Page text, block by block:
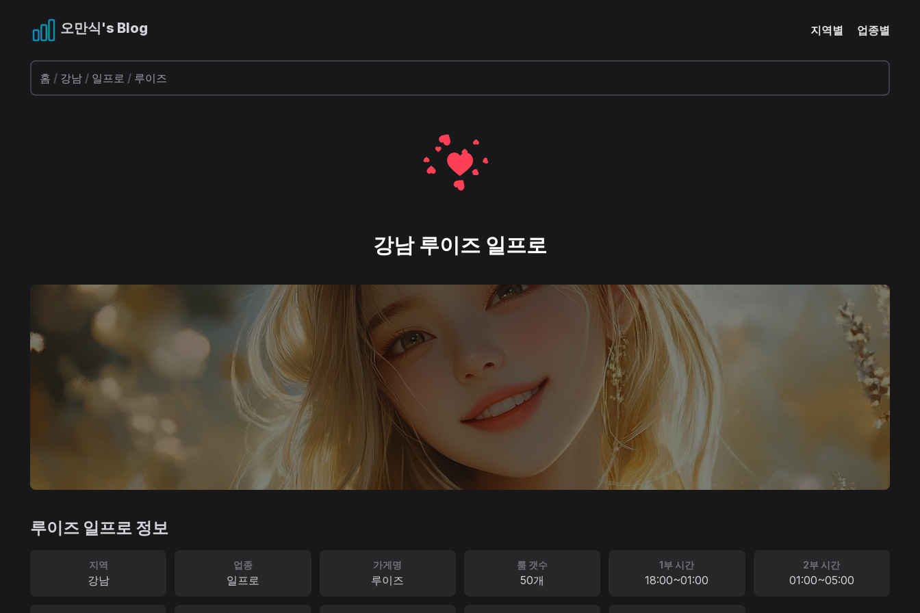
오만식's Blog 지역별 업종별
홈 / 강남 / 일프로 / 루이즈
강남 루이즈 일프로
루이즈 일프로 정보
지역
강남
업종
일프로
가게명
루이즈
룸 갯수
50개
1부 시간
18:00~01:00
2부 시간
01:00~05:00